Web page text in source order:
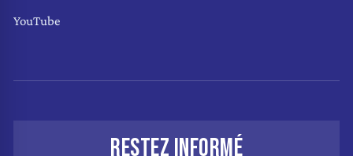
YouTube
RESTEZ INFORMÉ